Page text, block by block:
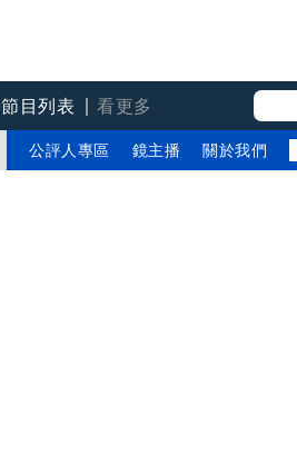
節目列表
看更多
公評人專區 鏡主播 關於我們